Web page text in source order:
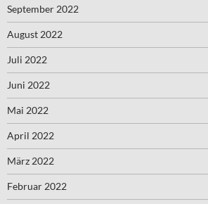
September 2022
August 2022
Juli 2022
Juni 2022
Mai 2022
April 2022
März 2022
Februar 2022